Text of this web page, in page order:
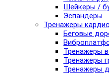
Шейкеры /
Эспандеры
Тренажеры кардио
Беговые
Тренажеры
Тренажеры
Тренажеры